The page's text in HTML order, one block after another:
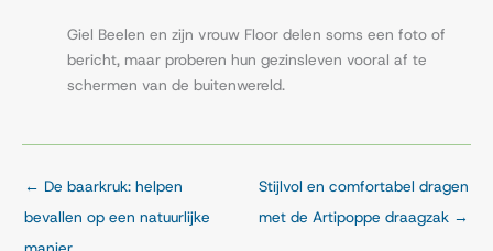
Giel Beelen en zijn vrouw Floor delen soms een foto of
bericht, maar proberen hun gezinsleven vooral af te
schermen van de buitenwereld.
← De baarkruk: helpen
bevallen op een natuurlijke
Stijlvol en comfortabel dragen
met de Artipoppe draagzak →